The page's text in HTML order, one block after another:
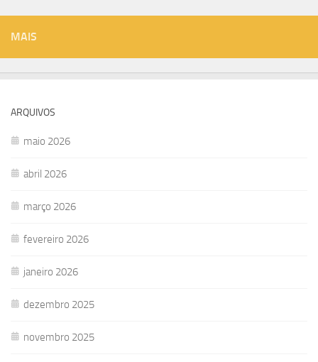
MAIS
ARQUIVOS
maio 2026
abril 2026
março 2026
fevereiro 2026
janeiro 2026
dezembro 2025
novembro 2025